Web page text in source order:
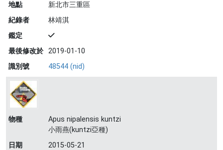
地點
新北市三重區
紀錄者
林靖淇
鑑定
最後修改於 2019-01-10
識別號
48544 (nid)
物種
Apus nipalensis kuntzi
小雨燕(kuntzi亞種)
日期
2015-05-21